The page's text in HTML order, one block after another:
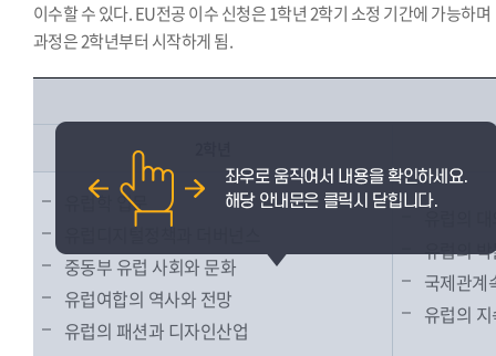
이수할 수 있다. EU전공 이수 신청은 1학년 2학기 소정 기간에 가능하며
과정은 2학년부터 시작하게 됨.
유럽학 입문
유럽디지털정책과 더버넌스
중동부 유럽 사회와 문화
유럽여합의 역사와 전망
유럽의 패션과 디자인산업
유럽의
국제관계
유럽의